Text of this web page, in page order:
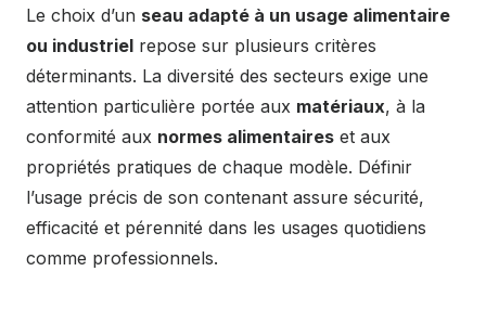
Le choix d’un seau adapté à un usage alimentaire
ou industriel repose sur plusieurs critères
déterminants. La diversité des secteurs exige une
attention particulière portée aux matériaux, à la
conformité aux normes alimentaires et aux
propriétés pratiques de chaque modèle. Définir
l’usage précis de son contenant assure sécurité,
efficacité et pérennité dans les usages quotidiens
comme professionnels.